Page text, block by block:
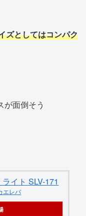
ズとしてはコンパク
が面倒そう
イト SLV-171
エレバ